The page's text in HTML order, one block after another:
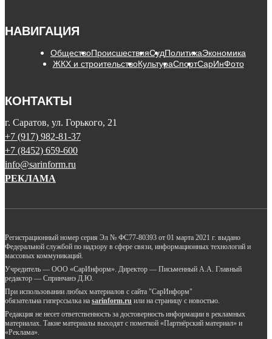
НАВИГАЦИЯ
ОбществоПроисшествияСудПолитикаЭкономика
ЖКХ и строительствоКультураСпортСарИнФото
КОНТАКТЫ
г. Саратов, ул. Горького, 21
+7 (917) 982-81-37
+7 (8452) 659-600
info@sarinform.ru
РЕКЛАМА
Регистрационный номер серия Эл № ФС77-80393 от 01 марта 2021 г. выдано
Федеральной службой по надзору в сфере связи, информационных технологий и
массовых коммуникаций.
Учредитель — ООО «СарИнформ». Директор — Письменный А.А. Главный
редактор — Спринчанэ Д.Ю.
При использовании любых материалов с сайта "СарИнформ"
обязательна гиперссылка на sarinform.ru или на страницу с новостью.
Редакция не несет ответственность за достоверность информации в рекламных
материалах. Такие материалы выходят с пометкой «Партнёрский материал» и
«Реклама».